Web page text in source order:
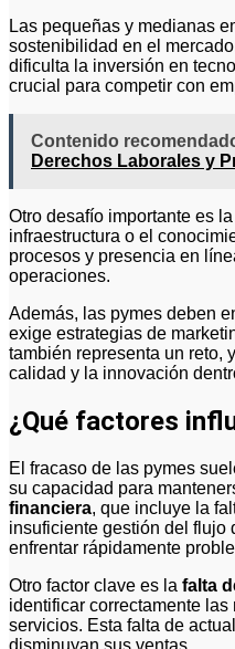
Las pequeñas y medianas
sostenibilidad en el
dificulta la inversión en
crucial para competir con
Contenido
Derechos Laborales y
Otro desafío importante es
infraestructura o el
procesos y presencia en
operaciones.
Además, las pymes deben
exige estrategias de
también representa un reto,
calidad y la innovación
¿Qué factores
El fracaso de las pymes
su capacidad para
financiera, que incluye la
insuficiente gestión del flujo
enfrentar rápidamente
Otro factor clave es la falta
identificar correctamente
servicios. Esta falta de